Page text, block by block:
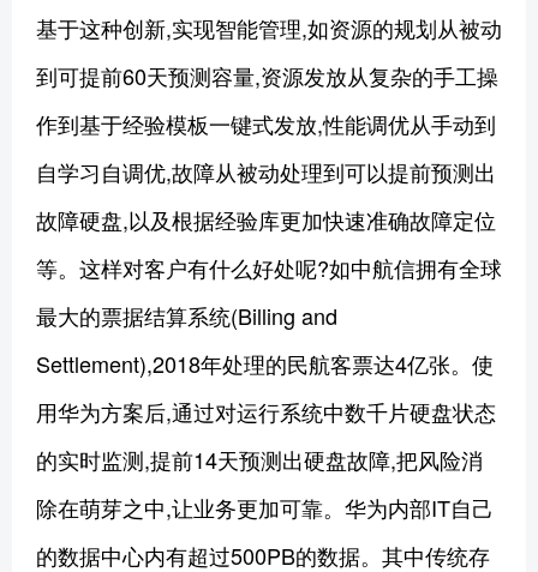
基于这种创新,实现智能管理,如资源的规划从被动
到可提前60天预测容量,资源发放从复杂的手工操
作到基于经验模板一键式发放,性能调优从手动到
自学习自调优,故障从被动处理到可以提前预测出
故障硬盘,以及根据经验库更加快速准确故障定位
等。这样对客户有什么好处呢?如中航信拥有全球
最大的票据结算系统(Billing and
Settlement),2018年处理的民航客票达4亿张。使
用华为方案后,通过对运行系统中数千片硬盘状态
的实时监测,提前14天预测出硬盘故障,把风险消
除在萌芽之中,让业务更加可靠。华为内部IT自己
的数据中心内有超过500PB的数据。其中传统存